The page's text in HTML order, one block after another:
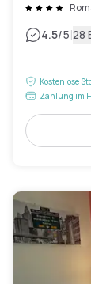
4.5/5|28
Kostenlose
Zahlung im